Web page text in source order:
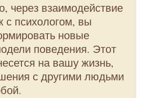
через взаимодействие
с психологом, вы
новые
поведения. Этот
на вашу жизнь,
с другими людьми